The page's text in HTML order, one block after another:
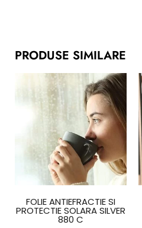
PRODUSE SIMILARE
FOLIE ANTIEFRACTIE SI
PROTECTIE SOLARA SILVER
880 C